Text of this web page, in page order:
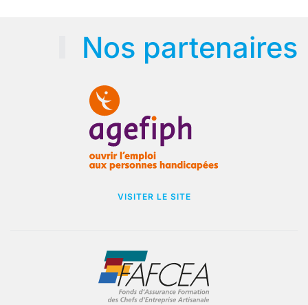
Nos partenaires
VISITER LE SITE